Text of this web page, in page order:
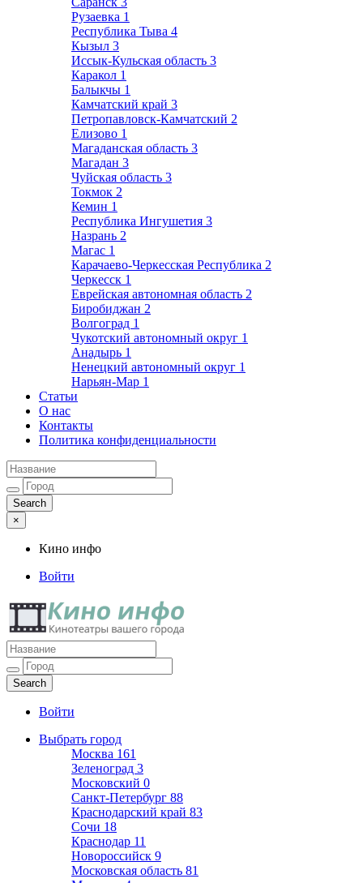
Рузаевка 1
Республика Тыва 4
Кызыл 3
Иссык-Кульская область 3
Каракол 1
Балыкчы 1
Камчатский край 3
Петропавловск-Камчатский 2
Елизово 1
Магаданская область 3
Магадан 3
Чуйская область 3
Токмок 2
Кемин 1
Республика Ингушетия 3
Назрань 2
Магас 1
Карачаево-Черкесская Республика 2
Черкесск 1
Еврейская автономная область 2
Биробиджан 2
Волгоград 1
Чукотский автономный округ 1
Анадырь 1
Ненецкий автономный округ 1
Нарьян-Мар 1
Статьи
О нас
Контакты
Политика конфиденциальности
×
Кино инфо
Войти
Кино инфо
Кинотеатры вашего города
Войти
Выбрать город
Москва 161
Зеленоград 3
Московский 0
Санкт-Петербург 88
Краснодарский край 83
Сочи 18
Краснодар 11
Новороссийск 9
Московская область 81